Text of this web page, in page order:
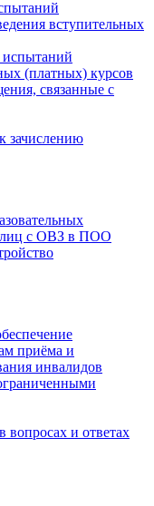
вступительных
испытаний
(платных) курсов
связанные с
зачислению
лиц с ОВЗ в ПОО
приёма и
инвалидов
вопросах и ответах